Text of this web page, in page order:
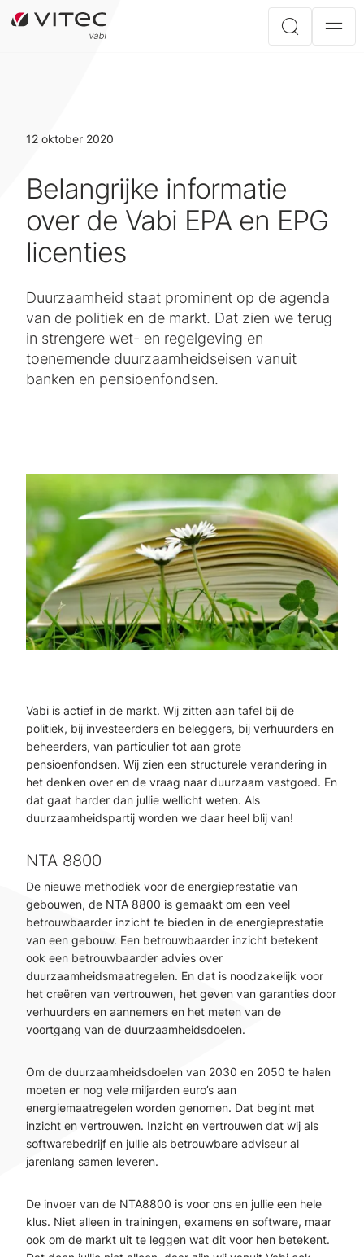
12 oktober 2020
Belangrijke informatie
over de Vabi EPA en EPG
licenties
Duurzaamheid staat prominent op de agenda
van de politiek en de markt. Dat zien we terug
in strengere wet- en regelgeving en
toenemende duurzaamheidseisen vanuit
banken en pensioenfondsen.
Vabi is actief in de markt. Wij zitten aan tafel bij de
politiek, bij investeerders en beleggers, bij verhuurders en
beheerders, van particulier tot aan grote
pensioenfondsen. Wij zien een structurele verandering in
het denken over en de vraag naar duurzaam vastgoed. En
dat gaat harder dan jullie wellicht weten. Als
duurzaamheidspartij worden we daar heel blij van!
NTA 8800
De nieuwe methodiek voor de energieprestatie van
gebouwen, de NTA 8800 is gemaakt om een veel
betrouwbaarder inzicht te bieden in de energieprestatie
van een gebouw. Een betrouwbaarder inzicht betekent
ook een betrouwbaarder advies over
duurzaamheidsmaatregelen. En dat is noodzakelijk voor
het creëren van vertrouwen, het geven van garanties door
verhuurders en aannemers en het meten van de
voortgang van de duurzaamheidsdoelen.
Om de duurzaamheidsdoelen van 2030 en 2050 te halen
moeten er nog vele miljarden euro’s aan
energiemaatregelen worden genomen. Dat begint met
inzicht en vertrouwen. Inzicht en vertrouwen dat wij als
softwarebedrijf en jullie als betrouwbare adviseur al
jarenlang samen leveren.
De invoer van de NTA8800 is voor ons en jullie een hele
klus. Niet alleen in trainingen, examens en software, maar
ook om de markt uit te leggen wat dit voor hen betekent.